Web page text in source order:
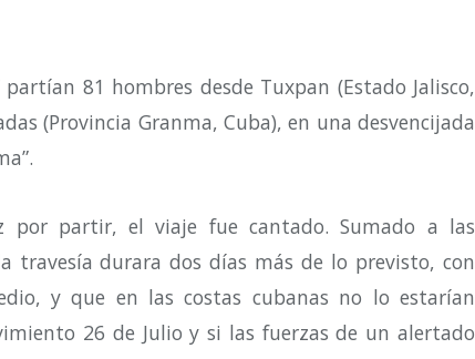
81 hombres desde Tuxpan (Estado Jalisco,
(Provincia Granma, Cuba), en una desvencijada
por partir, el viaje fue cantado. Sumado a las
travesía durara dos días más de lo previsto, con
y que en las costas cubanas no lo estarían
26 de Julio y si las fuerzas de un alertado